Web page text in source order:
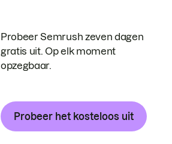
Probeer Semrush zeven dagen
gratis uit. Op elk moment
opzegbaar.
Probeer het kosteloos uit